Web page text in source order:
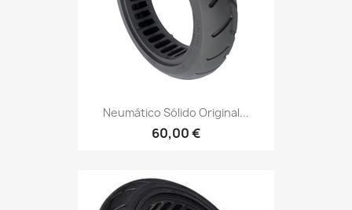
Neumático Sólido Original...
60,00 €